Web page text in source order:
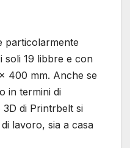
particolarmente
soli 19 libbre e con
400 mm. Anche se
in termini di
di Printrbelt si
lavoro, sia a casa